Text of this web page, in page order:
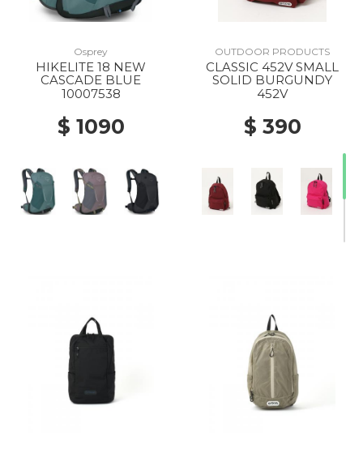
Osprey
HIKELITE 18 NEW
CASCADE BLUE
10007538
$ 1090
OUTDOOR PRODUCTS
CLASSIC 452V SMALL
SOLID BURGUNDY
452V
$ 390